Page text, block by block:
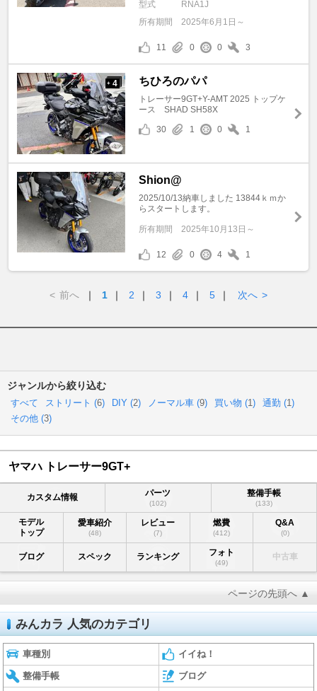
型式
RNA1J
所有期間
2025年6月1日～
11 0 0 3
+ 4 ちひろのパパ
トレーサー9GT+Y-AMT 2025 トップケ
ース SHAD SH58X
30
1 0 1
Shion@
2025/10/13納車しました 13844ｋｍか
らスタートします。
所有期間 2025年10月13日～
12 0 4 1
< 前へ ｜ 1 ｜ 2 ｜ 3 ｜ 4 ｜ 5 ｜ 次へ >
ジャンルから絞り込む
すべて ストリート (6) DIY (2) ノーマル車 (9) 買い物 (1) 通勤 (1)
その他 (3)
ヤマハ トレーサー9GT+
カスタム情報 パーツ
(102)
整備手帳
(133)
モデル
トップ
愛車紹介
(48)
レビュー
(7)
燃費
(412)
Q&A
(0)
ブログ スペック ランキング フォト
(49)
中古車
ページの先頭へ ▲
みんカラ 人気のカテゴリ
車種別 イイね！
整備手帳 ブログ